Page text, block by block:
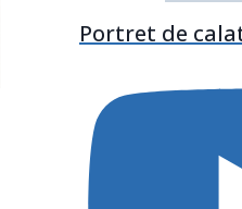
Portret de